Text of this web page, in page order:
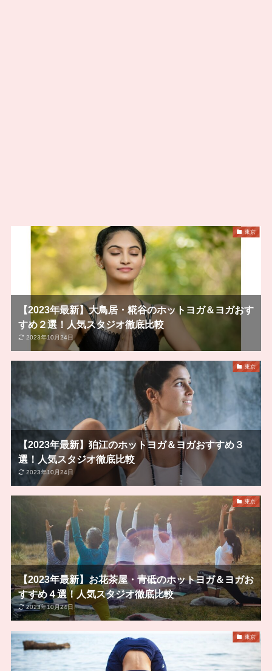
東京
【2023年最新】大鳥居・糀谷のホットヨガ＆ヨガおす
すめ２選！人気スタジオ徹底比較
2023年10月24日
東京
【2023年最新】狛江のホットヨガ＆ヨガおすすめ３
選！人気スタジオ徹底比較
2023年10月24日
東京
【2023年最新】お花茶屋・青砥のホットヨガ＆ヨガお
すすめ４選！人気スタジオ徹底比較
2023年10月24日
東京